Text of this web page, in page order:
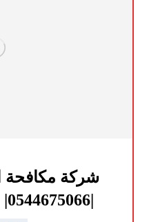
شركة مكافحة
|0544675066| مكافحة الأفاعي